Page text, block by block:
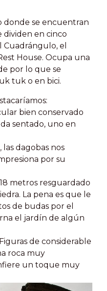
donde se encuentran
dividen en cinco
Cuadrángulo, el
House. Ocupa una
por lo que se
tuk o en bici.
bien conservado
sentado, uno en
las dagobas nos
por su
metros resguardado
La pena es que le
de budas por el
el jardín de algún
de considerable
roca muy
un toque muy